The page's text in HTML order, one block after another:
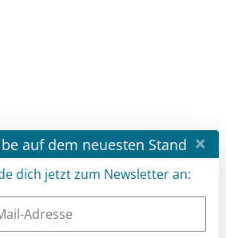
auf dem neuesten Stand ×
dich jetzt zum Newsletter an: